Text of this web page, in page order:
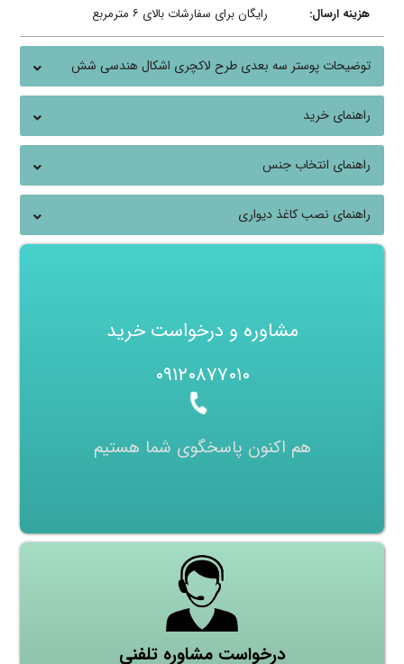
هزینه ارسال: رایگان برای سفارشات بالای ۶ مترمربع
توضیحات پوستر سه بعدی طرح لاکچری اشکال هندسی شش
ضلعی
راهنمای خرید
راهنمای انتخاب جنس
راهنمای نصب کاغذ دیواری
مشاوره و درخواست خرید
۰۹۱۲۰۸۷۷۰۱۰
هم اکنون پاسخگوی شما هستیم
درخواست مشاوره تلفنی